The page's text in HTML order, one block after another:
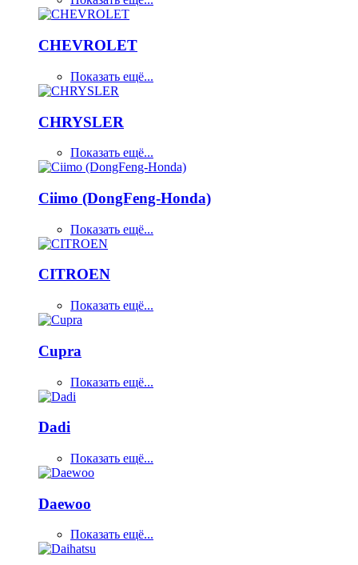
CHEVROLET
Показать ещё...
CHRYSLER
Показать ещё...
Ciimo (DongFeng-Honda)
Показать ещё...
CITROEN
Показать ещё...
Cupra
Показать ещё...
Dadi
Показать ещё...
Daewoo
Показать ещё...